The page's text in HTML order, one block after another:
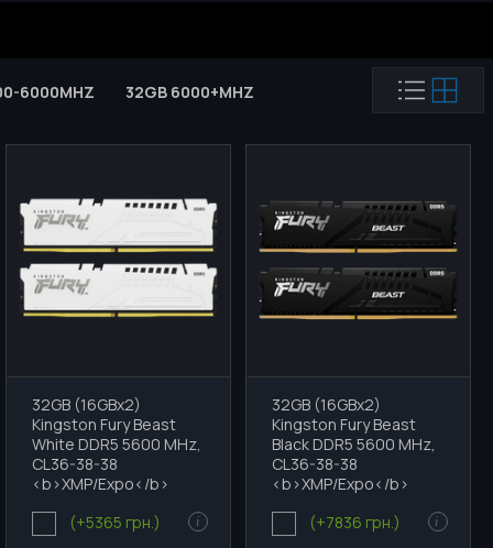
6000MHZ 32GB 6000+MHZ 64GB 5200MHZ 64GB
32GB (16GBx2)
Kingston Fury Beast
White DDR5 5600 MHz,
СL36-38-38
<b>XMP/Expo</b>
(+5365 грн.)
i
32GB (16GBx2)
Kingston Fury Beast
Black DDR5 5600 MHz,
СL36-38-38
<b>XMP/Expo</b>
(+7836 грн.)
i